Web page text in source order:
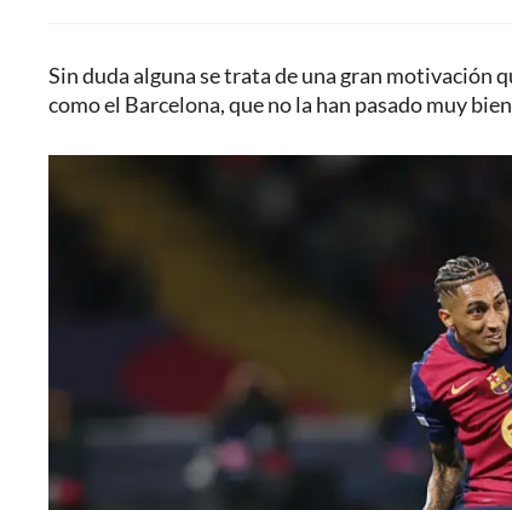
Sin duda alguna se trata de una gran motivación
como el Barcelona, que no la han pasado muy